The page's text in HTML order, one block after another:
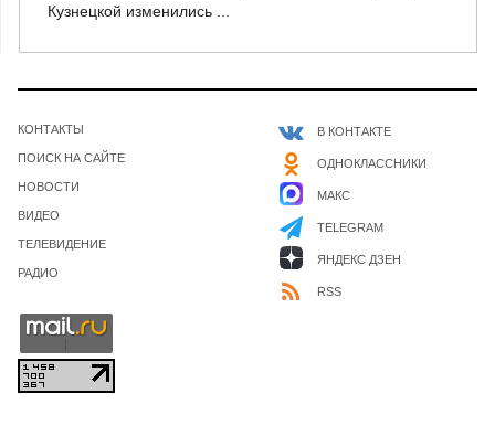
Кузнецкой изменились ...
КОНТАКТЫ
ПОИСК НА САЙТЕ
НОВОСТИ
ВИДЕО
ТЕЛЕВИДЕНИЕ
РАДИО
В КОНТАКТЕ
ОДНОКЛАССНИКИ
МАКС
TELEGRAM
ЯНДЕКС ДЗЕН
RSS